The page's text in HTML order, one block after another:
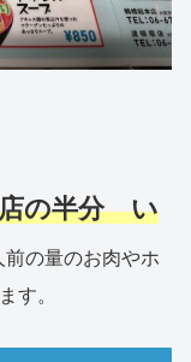
の半分 い
前の量のお肉やホ
す。